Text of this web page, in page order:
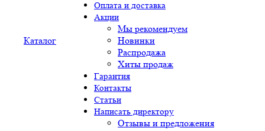
Каталог
Оплата и доставка
Акции
Мы рекомендуем
Новинки
Распродажа
Хиты продаж
Гарантия
Контакты
Статьи
Написать директору
Отзывы и предложения